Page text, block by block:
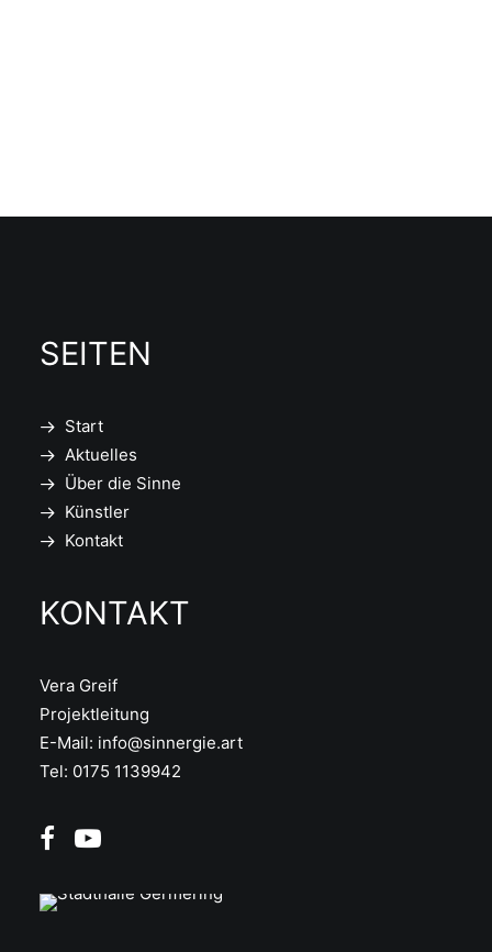
SEITEN
Start
Aktuelles
Über die Sinne
Künstler
Kontakt
KONTAKT
Vera Greif
Projektleitung
E-Mail: info@sinnergie.art
Tel: 0175 1139942